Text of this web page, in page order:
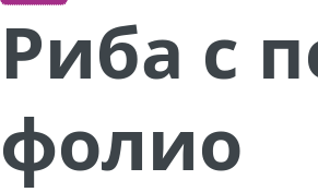
Риба с
фолио